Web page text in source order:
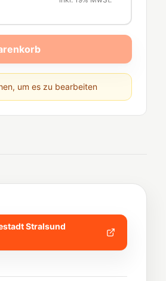
um es zu bearbeiten
Stralsund